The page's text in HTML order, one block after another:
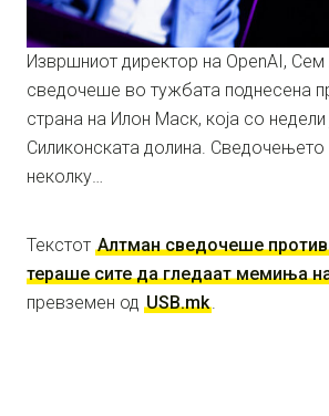
Извршниот директор на OpenAI,
сведочеше во тужбата поднесена
страна на Илон Маск, која со
Силиконската долина.
неколку…
Текстот Алтман сведочеше против
тераше сите да гледаат мемиња
превземен од USB.mk.